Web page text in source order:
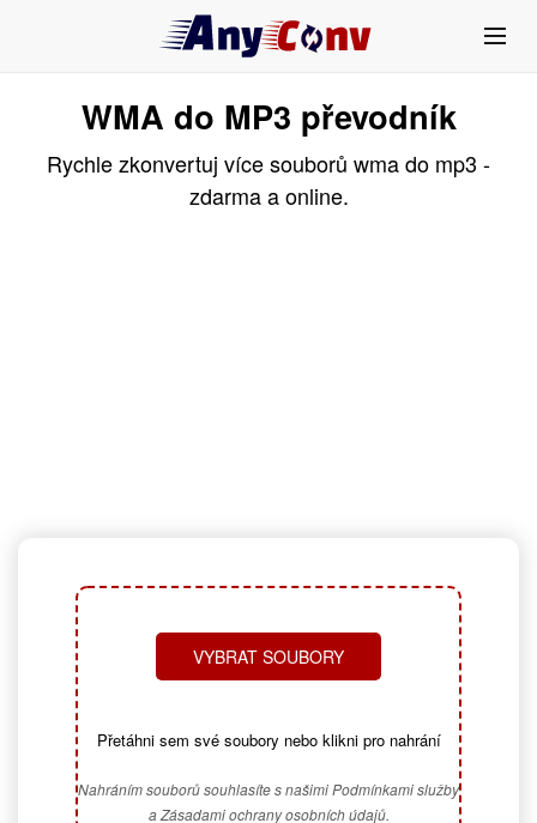
WMA do MP3 převodník
Rychle zkonvertuj více souborů wma do mp3 -
zdarma a online.
VYBRAT SOUBORY
Přetáhni sem své soubory nebo klikni pro nahrání
Nahráním souborů souhlasíte s našimi Podmínkami služby
a Zásadami ochrany osobních údajů.